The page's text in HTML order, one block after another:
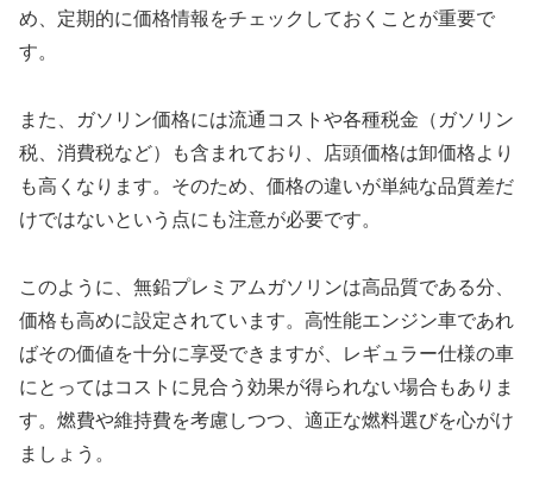
め、定期的に価格情報をチェックしておくことが重要で
す。
また、ガソリン価格には流通コストや各種税金（ガソリン
税、消費税など）も含まれており、店頭価格は卸価格より
も高くなります。そのため、価格の違いが単純な品質差だ
けではないという点にも注意が必要です。
このように、無鉛プレミアムガソリンは高品質である分、
価格も高めに設定されています。高性能エンジン車であれ
ばその価値を十分に享受できますが、レギュラー仕様の車
にとってはコストに見合う効果が得られない場合もありま
す。燃費や維持費を考慮しつつ、適正な燃料選びを心がけ
ましょう。